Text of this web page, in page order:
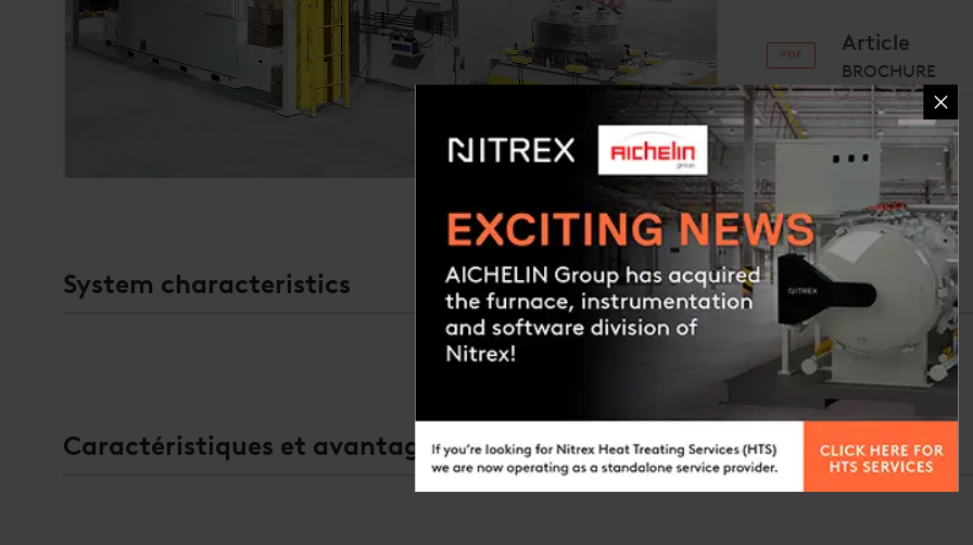
Article
BROCHURE
Request a quote
System characteristics
(diamètre x longueur)
Dimension d’exécution de la cornue
(diamètre x longueur)
400
Caractéristiques et avantages